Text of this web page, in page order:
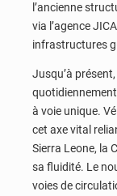
l’ancienne
via l’agence
infrastructures
Jusqu’à
à voie unique.
cet axe vital
Sierra Leone, la
sa fluidité. Le
voies de